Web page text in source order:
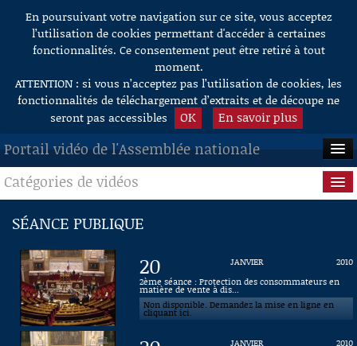
Aller au contenu
En poursuivant votre navigation sur ce site, vous acceptez
l’utilisation de cookies permettant d'accéder à certaines
fonctionnalités. Ce consentement peut être retiré à tout
moment.
ATTENTION : si vous n’acceptez pas l’utilisation de cookies, les
fonctionnalités de téléchargement d’extraits et de découpe ne
seront pas accessibles
OK En savoir plus
Portail vidéo de l'Assemblée nationale
ACCUEIL
EN DIRECT
À LA DEMANDE
RECHERCHE
AIDE À LA DÉCOUPE
DE VIDÉOS
Catégories de vidéos
Séance publique
Questions au Gouvernement
Commissions
Présidence
SÉANCE PUBLIQUE
20 JANVIER
2010
2ème séance : Protection des consommateurs en
matière de vente à dis...
Non disponible. Demandez la mise en ligne en
cliquant ici.
JANVIER
2010